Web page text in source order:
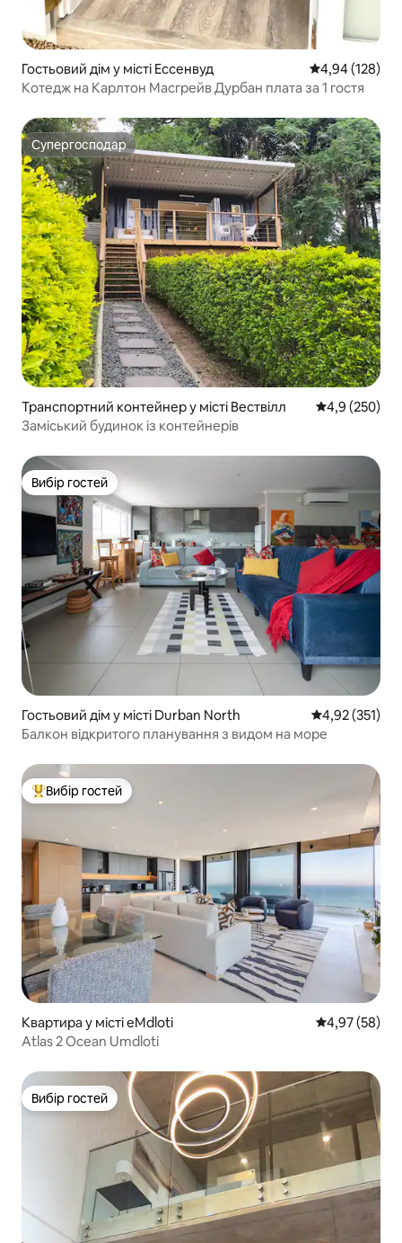
Гостьовий дім у місті Ессенвуд Середня
4,94 (128)
Котедж на Карлтон Масгрейв Дурбан плата за 1 гостя
Супергосподар
Супергосподар
Транспортний контейнер у місті Вествілл Середня
4,9 (250)
Заміський будинок із контейнерів
Вибір гостей
Вибір гостей
Гостьовий дім у місті Durban North Середня
4,92 (351)
Балкон відкритого планування з видом на море
Топ вибір гостей
Вибір гостей
Квартира у місті eMdloti Середня
4,97 (58)
Atlas 2 Ocean Umdloti
Вибір гостей
Вибір гостей